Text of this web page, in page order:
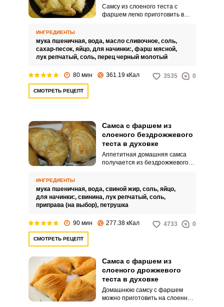
условиях
Самсу из слоеного теста с
фаршем легко приготовить в
традиционного узбекского
блюда.
ИНГРЕДИЕНТЫ
мука пшеничная, вода, масло сливочное, соль,
сахар-песок, яйцо, для начинки:, фарш мясной,
лук репчатый, соль, перец черный молотый
80 мин 361.19 кКал 3535 0
СМОТРЕТЬ РЕЦЕПТ
Самса с фаршем из
слоеного бездрожжевого
теста в духовке
Аппетитная домашняя самса
получается из бездрожжевого
особый вкус и аромат блюду.
ИНГРЕДИЕНТЫ
мука пшеничная, вода, свиной жир, соль, яйцо,
для начинки:, свинина, лук репчатый, соль,
приправа (на выбор), петрушка
90 мин 277.38 кКал 4733 0
СМОТРЕТЬ РЕЦЕПТ
Самса с фаршем из
слоеного дрожжевого
теста в духовке
Домашнюю самсу с фаршем
можно приготовить на слоенном